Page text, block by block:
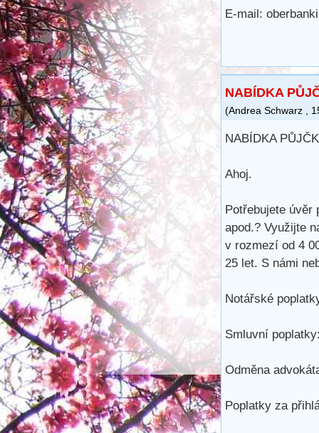
E-mail:
NABÍDKA
(Andrea Schwarz ,
NABÍDKA
Ahoj.
Potřebujete úvěr
apod.? Využijte
v rozmezí od 4
25 let. S námi
Notářské
Smluvní
Odměna
Poplatky za